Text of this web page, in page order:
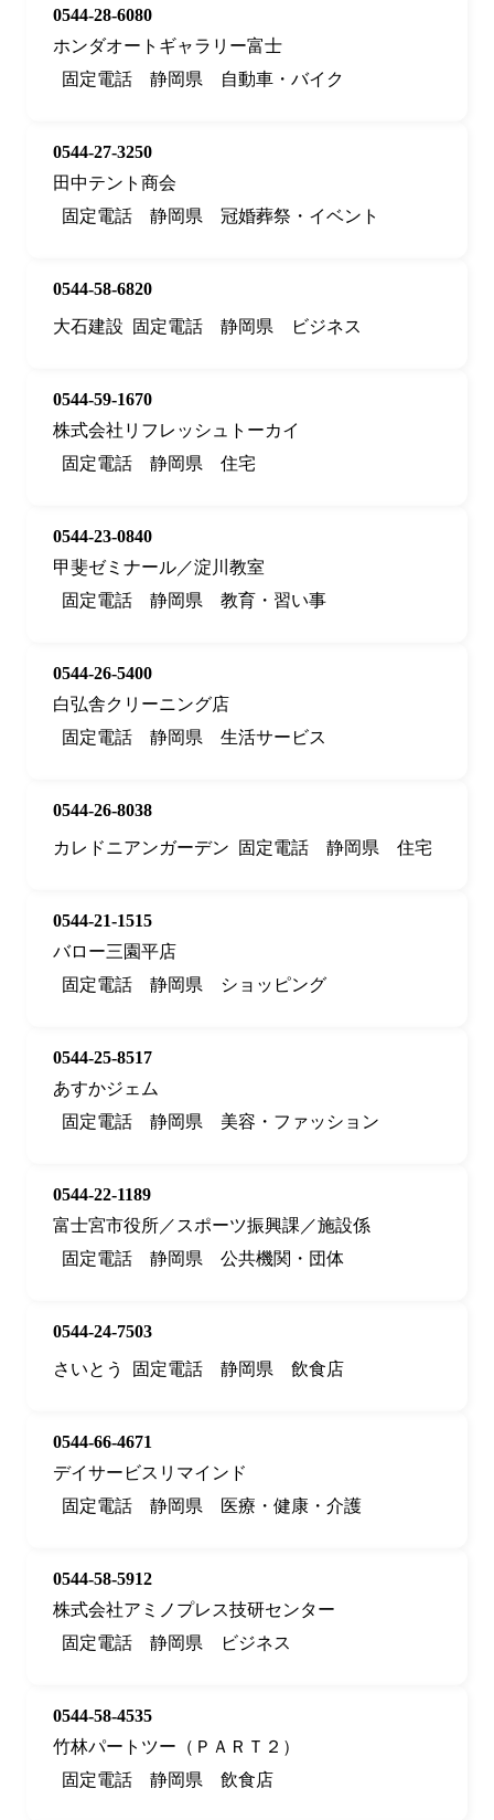
0544-28-6080
ホンダオートギャラリー富士
固定電話
静岡県 自動車・バイク
0544-27-3250
田中テント商会
固定電話
静岡県 冠婚葬祭・イベント
0544-58-6820
大石建設
固定電話 静岡県 ビジネス
0544-59-1670
株式会社リフレッシュトーカイ
固定電話
静岡県 住宅
0544-23-0840
甲斐ゼミナール／淀川教室
固定電話
静岡県 教育・習い事
0544-26-5400
白弘舎クリーニング店
固定電話
静岡県 生活サービス
0544-26-8038
カレドニアンガーデン
固定電話 静岡県 住宅
0544-21-1515
バロー三園平店
固定電話
静岡県 ショッピング
0544-25-8517
あすかジェム
固定電話
静岡県 美容・ファッション
0544-22-1189
富士宮市役所／スポーツ振興課／施設係
固定電話
静岡県 公共機関・団体
0544-24-7503
さいとう
固定電話 静岡県 飲食店
0544-66-4671
デイサービスリマインド
固定電話
静岡県 医療・健康・介護
0544-58-5912
株式会社アミノプレス技研センター
固定電話
静岡県 ビジネス
0544-58-4535
竹林パートツー（ＰＡＲＴ２）
固定電話
静岡県 飲食店